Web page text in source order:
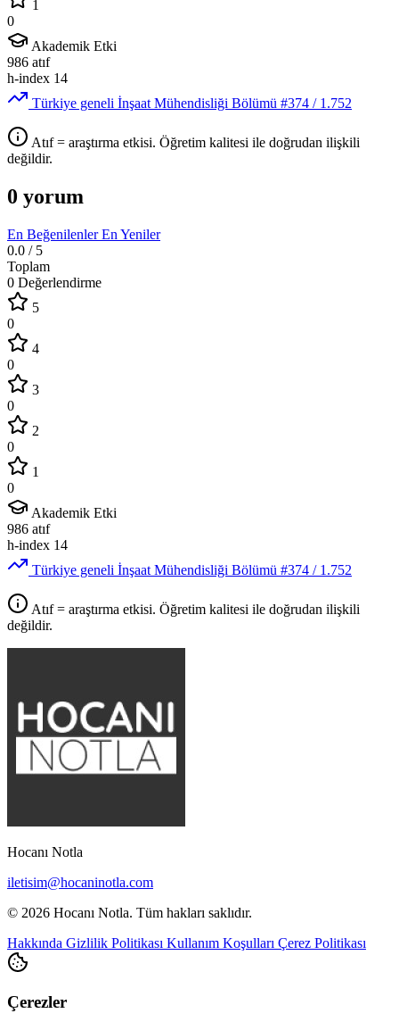
1
0
Akademik Etki
986 atıf
h-index 14
Türkiye geneli İnşaat Mühendisliği Bölümü #374 / 1.752
Atıf = araştırma etkisi. Öğretim kalitesi ile doğrudan ilişkili
değildir.
0 yorum
En BeğenilenlerEn Yeniler
0.0 / 5
Toplam
0 Değerlendirme
5
0
4
0
3
0
2
0
1
0
Akademik Etki
986 atıf
h-index 14
Türkiye geneli İnşaat Mühendisliği Bölümü #374 / 1.752
Atıf = araştırma etkisi. Öğretim kalitesi ile doğrudan ilişkili
değildir.
Hocanı Notla
iletisim@hocaninotla.com
© 2026 Hocanı Notla. Tüm hakları saklıdır.
Hakkında Gizlilik Politikası Kullanım Koşulları Çerez Politikası
Çerezler